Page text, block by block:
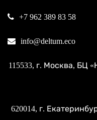
+7 962 389 83 58
info@deltum.eco
115533, г. Москва, БЦ
620014, г.